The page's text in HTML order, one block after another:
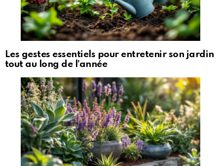
Les gestes essentiels pour entretenir son jardin
tout au long de l’année